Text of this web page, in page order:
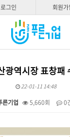
로그인 회원가
광역시장 표창패
22-01-11 14:48
른기업 5,660회 0